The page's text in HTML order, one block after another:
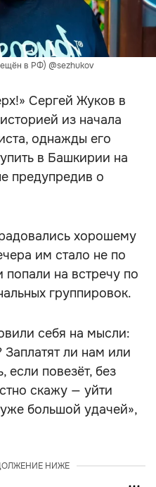
в РФ) @sezhukov
Сергей Жуков в
из начала
однажды его
в Башкирии на
предупредив о
хорошему
им стало не по
попали на встречу по
группировок.
себя на мысли:
Заплатят ли нам или
если повезёт, без
скажу — уйти
большой удачей»,
НИЖЕ